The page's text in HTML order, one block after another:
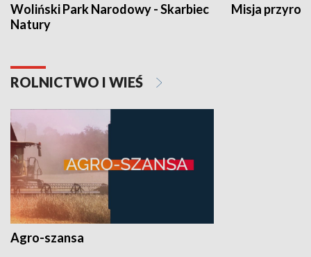
Woliński Park Narodowy - Skarbiec
Natury
Misja
ROLNICTWO I WIEŚ
Agro-szansa